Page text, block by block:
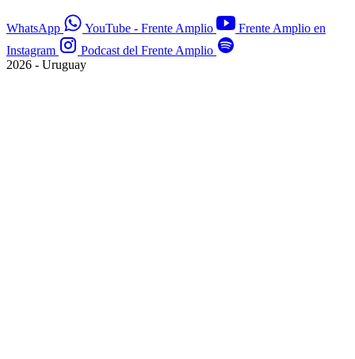
WhatsApp YouTube - Frente Amplio
Frente Amplio en
Instagram
Podcast del Frente Amplio
2026 - Uruguay